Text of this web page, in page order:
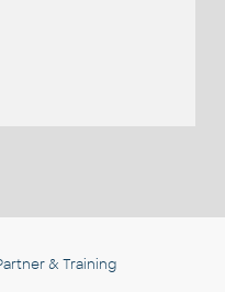
& Training